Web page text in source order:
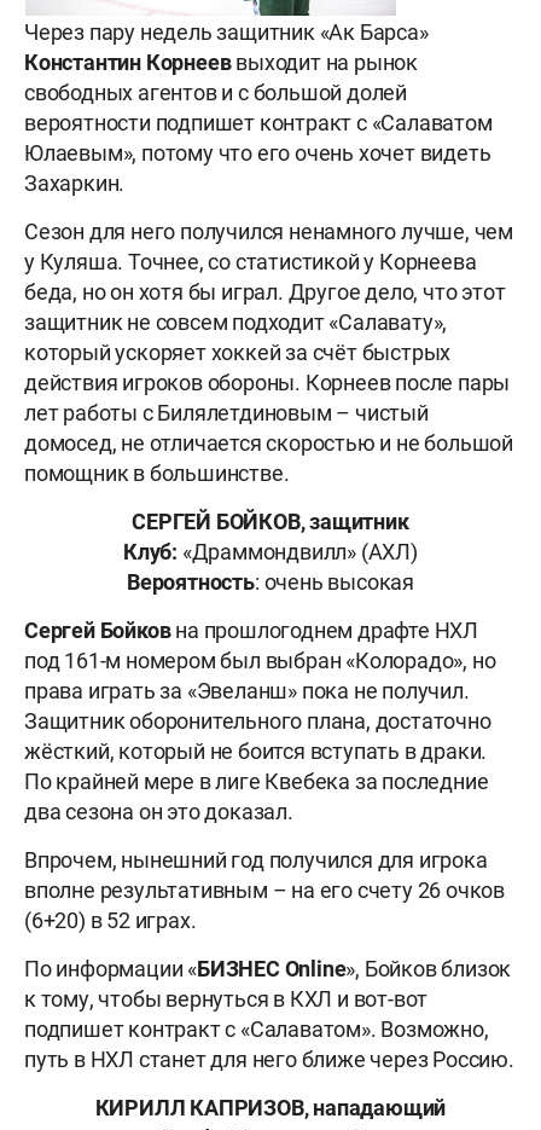
Через пару недель защитник «Ак Барса»
Константин Корнееввыходит на рынок
свободных агентов и с большой долей
вероятности подпишет контракт с «Салаватом
Юлаевым», потому что его очень хочет видеть
Захаркин.
Сезон для него получился ненамного лучше, чем
у Куляша. Точнее, со статистикой у Корнеева
беда, но он хотя бы играл. Другое дело, что этот
защитник не совсем подходит «Салавату»,
который ускоряет хоккей за счёт быстрых
действия игроков обороны. Корнеев после пары
лет работы с Билялетдиновым – чистый
домосед, не отличается скоростью и не большой
помощник в большинстве.
СЕРГЕЙ БОЙКОВ, защитник
Клуб: «Драммондвилл» (АХЛ)
Вероятность: очень высокая
Сергей Бойковна прошлогоднем драфте НХЛ
под 161-м номером был выбран «Колорадо», но
права играть за «Эвеланш» пока не получил.
Защитник оборонительного плана, достаточно
жёсткий, который не боится вступать в драки.
По крайней мере в лиге Квебека за последние
два сезона он это доказал.
Впрочем, нынешний год получился для игрока
вполне результативным – на его счету 26 очков
(6+20) в 52 играх.
По информации «БИЗНЕС Online», Бойков близок
к тому, чтобы вернуться в КХЛ и вот-вот
подпишет контракт с «Салаватом». Возможно,
путь в НХЛ станет для него ближе через Россию.
КИРИЛЛ КАПРИЗОВ, нападающий